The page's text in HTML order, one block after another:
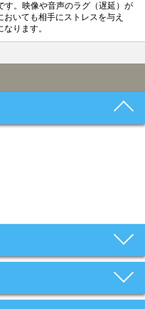
す。映像や音声のラグ（遅延）が
いても相手にストレスを与え
ります。